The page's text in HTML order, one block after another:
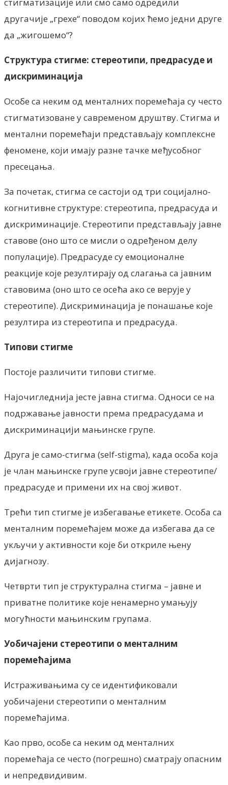
другачије „грехе“ поводом којих ћемо једни друге
да „жигошемо“?
Структура стигме: стереотипи, предрасуде и
дискриминација
Особе са неким од менталних поремећаја су често
стигматизоване у савременом друштву. Стигма и
ментални поремећаји представљају комплексне
феномене, који имају разне тачке међусобног
пресецања.
За почетак, стигма се састоји од три социјално-
когнитивне структуре: стереотипа, предрасуда и
дискриминације. Стереотипи представљају јавне
ставове (оно што се мисли о одређеном делу
популације). Предрасуде су емоционалне
реакције које резултирају од слагања са јавним
ставовима (оно што се осећа ако се верује у
стереотипе). Дискриминација је понашање које
резултира из стереотипа и предрасуда.
Типови стигме
Постоје различити типови стигме.
Најочигледнија јесте јавна стигма. Односи се на
подржавање јавности према предрасудама и
дискриминацији мањинске групе.
Друга је само-стигма (self-stigma), када особа која
је члан мањинске групе усвоји јавне стереотипе/
предрасуде и примени их на свој живот.
Трећи тип стигме је избегавање етикете. Особа са
менталним поремећајем може да избегава да се
укључи у активности које би откриле њену
дијагнозу.
Четврти тип је структурална стигма – јавне и
приватне политике које ненамерно умањују
могућности мањинским групама.
Уобичајени стереотипи о менталним
поремећајима
Истраживањима су се идентификовали
уобичајени стереотипи о менталним
поремећајима.
Као прво, особе са неким од менталних
поремећаја се често (погрешно) сматрају опасним
и непредвидивим.